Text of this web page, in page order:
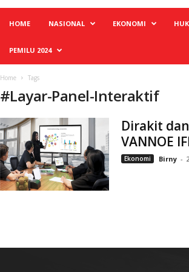
HOME NASIONAL EKONOMI
PEMILU 2024
Home Tags
#Layar-Panel-Interaktif
Dirakit
VANNOE
Ekonomi Birny -